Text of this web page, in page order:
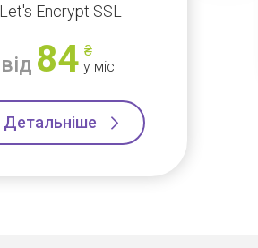
Let's Encrypt SSL
від 84 ₴
у міс
Детальніше